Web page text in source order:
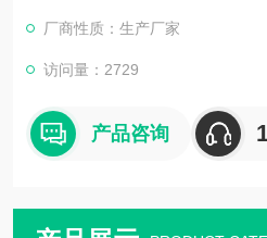
厂商性质：生产厂家
访问量：2729
产品咨询